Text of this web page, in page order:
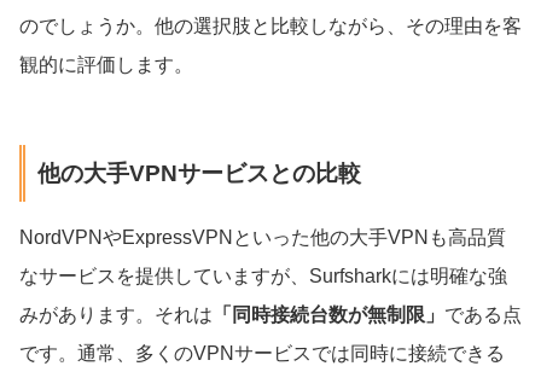
のでしょうか。他の選択肢と比較しながら、その理由を客
観的に評価します。
他の大手VPNサービスとの比較
NordVPNやExpressVPNといった他の大手VPNも高品質
なサービスを提供していますが、Surfsharkには明確な強
みがあります。それは 「同時接続台数が無制限」 である点
です。通常、多くのVPNサービスでは同時に接続できる